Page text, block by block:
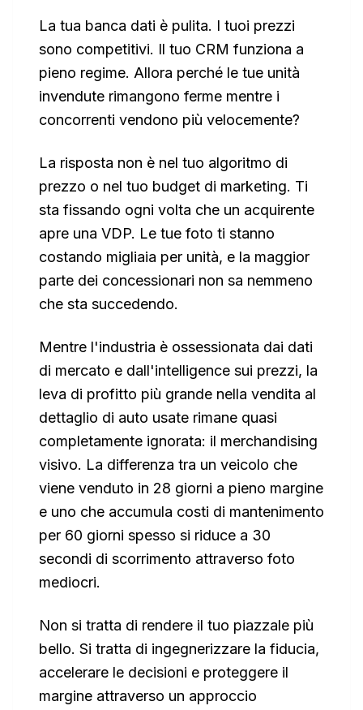
La tua banca dati è pulita. I tuoi prezzi
sono competitivi. Il tuo CRM funziona a
pieno regime. Allora perché le tue unità
invendute rimangono ferme mentre i
concorrenti vendono più velocemente?
La risposta non è nel tuo algoritmo di
prezzo o nel tuo budget di marketing. Ti
sta fissando ogni volta che un acquirente
apre una VDP. Le tue foto ti stanno
costando migliaia per unità, e la maggior
parte dei concessionari non sa nemmeno
che sta succedendo.
Mentre l'industria è ossessionata dai dati
di mercato e dall'intelligence sui prezzi, la
leva di profitto più grande nella vendita al
dettaglio di auto usate rimane quasi
completamente ignorata: il merchandising
visivo. La differenza tra un veicolo che
viene venduto in 28 giorni a pieno margine
e uno che accumula costi di mantenimento
per 60 giorni spesso si riduce a 30
secondi di scorrimento attraverso foto
mediocri.
Non si tratta di rendere il tuo piazzale più
bello. Si tratta di ingegnerizzare la fiducia,
accelerare le decisioni e proteggere il
margine attraverso un approccio